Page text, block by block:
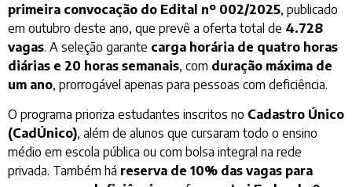
primeira convocação do Edital nº 002/2025, publicado
em outubro deste ano, que prevê a oferta total de 4.728
vagas. A seleção garante carga horária de quatro horas
diárias e 20 horas semanais, com duração máxima de
um ano, prorrogável apenas para pessoas com deficiência.
O programa prioriza estudantes inscritos no Cadastro Único
(CadÚnico), além de alunos que cursaram todo o ensino
médio em escola pública ou com bolsa integral na rede
privada. Também há reserva de 10% das vagas para